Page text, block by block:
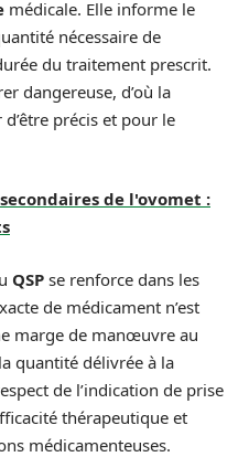
médicale. Elle informe le
nécessaire de
du traitement prescrit.
dangereuse, d’où la
précis et pour le
de l'ovomet :
QSP se renforce dans les
de médicament n’est
marge de manœuvre au
quantité délivrée à la
de l’indication de prise
thérapeutique et
médicamenteuses.